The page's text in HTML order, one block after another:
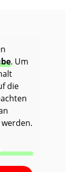
. Um
die